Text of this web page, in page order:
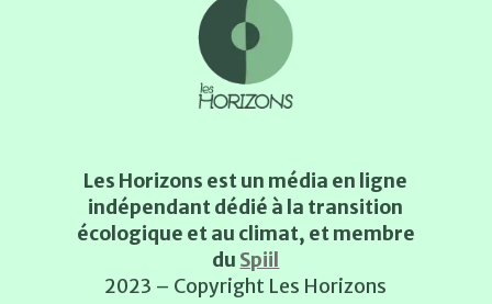
Les Horizons est un média en ligne
indépendant dédié à la transition
écologique et au climat, et membre
du Spiil
2023 – Copyright Les Horizons